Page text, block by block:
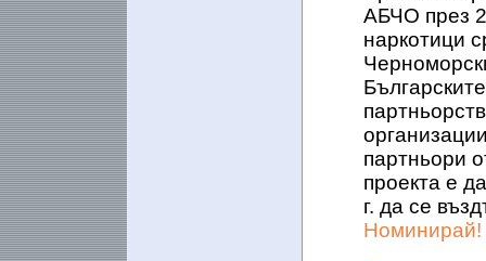
АБЧО през
наркотици
партньори
проекта е
г. да се
Номинирай!